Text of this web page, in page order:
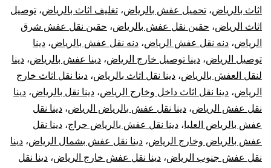
اثاث بالرياض، تحميل عفش بالرياض، تغليف اثاث بالرياض، توصيل
اثاث الرياض، حقين نقل عفش بالرياض، حقين نقل عفش شرق
الرياض، دنه نقل عفش الرياض، دنه نقل عفش بالرياض، دينا
توصيل الرياض، دينا توصيل خارج الرياض، دينا عفش بالرياض، دينا
لنقل العفش بالرياض، دينا نقل اثاث بالرياض، دينا نقل اثاث خارج
الرياض، دينا نقل اثاث داخل وخارج الرياض، دينا نقل بالرياض، دينا
نقل عفش الرياض، دينا نقل عفش بالرياض الرياض، دينا نقل
عفش بالرياض العليا، دينا نقل عفش بالرياض حراج، دينا نقل
عفش بالرياض وخارج الرياض، دينا نقل عفش بشمال الرياض، دينا
نقل عفش جنوب الرياض، دينا نقل عفش خارج الرياض، دينا نقل